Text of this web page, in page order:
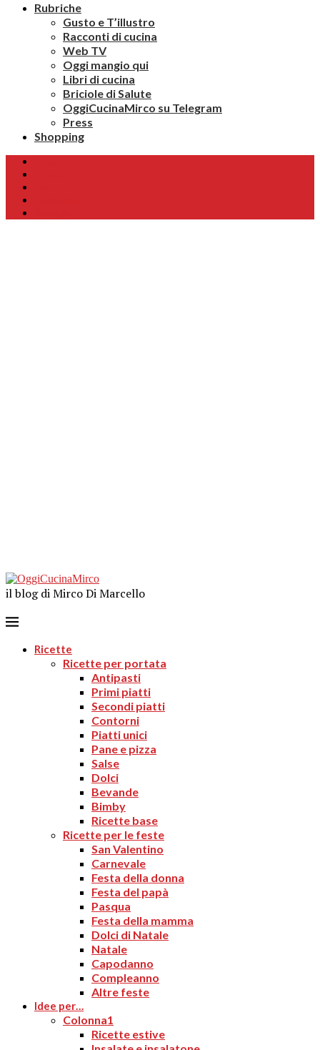
Rubriche
Gusto e T’illustro
Racconti di cucina
Web TV
Oggi mangio qui
Libri di cucina
Briciole di Salute
OggiCucinaMirco su Telegram
Press
Shopping
il blog di Mirco Di Marcello
Ricette
Ricette per portata
Antipasti
Primi piatti
Secondi piatti
Contorni
Piatti unici
Pane e pizza
Salse
Dolci
Bevande
Bimby
Ricette base
Ricette per le feste
San Valentino
Carnevale
Festa della donna
Festa del papà
Pasqua
Festa della mamma
Dolci di Natale
Natale
Capodanno
Compleanno
Altre feste
Idee per…
Colonna1
Ricette estive